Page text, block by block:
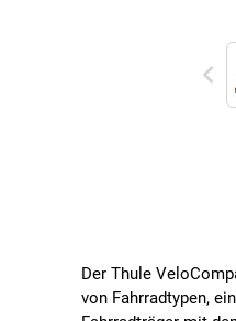
Der Thule
von Fahrradtypen,